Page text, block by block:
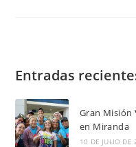
Entradas
Gran Misión
en Miranda
10 DE JULIO DE